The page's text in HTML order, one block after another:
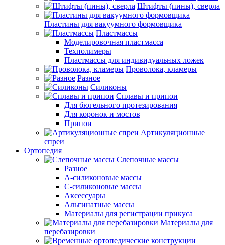
Штифты (пины), сверла
Пластины для вакуумного формовщика
Пластмассы
Моделировочная пластмасса
Техполимеры
Пластмассы для индивидуальных ложек
Проволока, кламеры
Разное
Силиконы
Сплавы и припои
Для бюгельного протезирования
Для коронок и мостов
Припои
Артикуляционные
спреи
Ортопедия
Слепочные массы
Разное
А-силиконовые массы
С-силиконовые массы
Аксессуары
Альгинатные массы
Материалы для регистрации прикуса
Материалы для
перебазировки